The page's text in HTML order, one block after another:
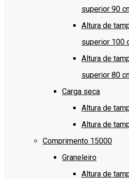
superior 90
Altura de
superior 100
Altura de
superior 80
Carga seca
Altura de
Altura de
Comprimento 15000
Graneleiro
Altura de